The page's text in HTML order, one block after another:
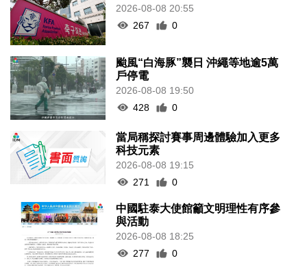
2026-08-08 20:55
267
0
颱風“白海豚”襲日 沖繩等地逾5萬
戶停電
2026-08-08 19:50
428
0
當局稱探討賽事周邊體驗加入更多
科技元素
2026-08-08 19:15
271
0
中國駐泰大使館籲文明理性有序參
與活動
2026-08-08 18:25
277
0